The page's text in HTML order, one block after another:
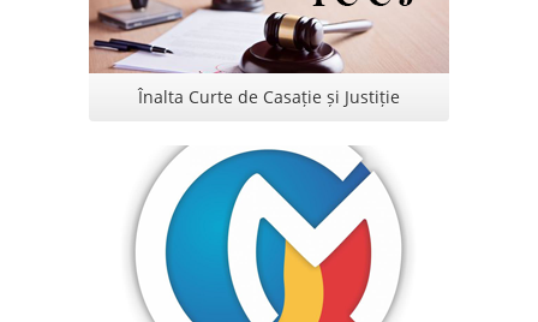
Înalta Curte de Casație și Justiție